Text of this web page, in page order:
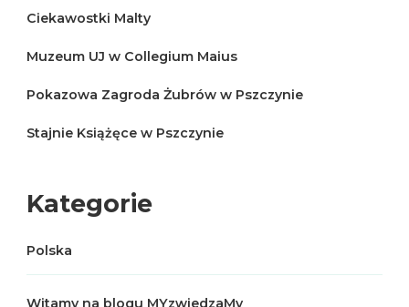
Ciekawostki Malty
Muzeum UJ w Collegium Maius
Pokazowa Zagroda Żubrów w Pszczynie
Stajnie Książęce w Pszczynie
Kategorie
Polska
Witamy na blogu MYzwiedzaMy